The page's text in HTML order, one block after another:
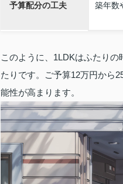
予算配分の工夫 築年数
このように、1LDKはふたり
たりです。ご予算12万円から
能性が高まります。